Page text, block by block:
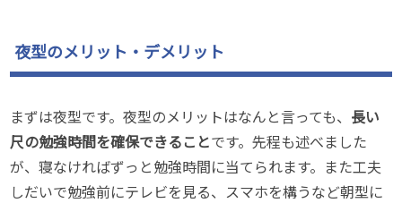
夜型のメリット・デメリット
まずは夜型です。夜型のメリットはなんと言っても、 長い
尺の勉強時間を確保できることです。先程も述べました
が、寝なければずっと勉強時間に当てられます。また工夫
しだいで勉強前にテレビを見る、スマホを構うなど朝型に